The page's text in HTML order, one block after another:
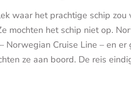
waar het prachtige schip zou
mochten het schip niet op.
Norwegian Cruise Line – en
ze aan boord. De reis